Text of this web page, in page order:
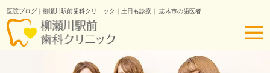
医院ブログ｜柳瀬川駅前歯科クリニック｜土日も診療｜ 志木市の歯医者